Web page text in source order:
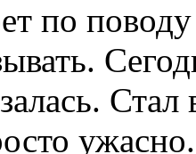
по
Стал